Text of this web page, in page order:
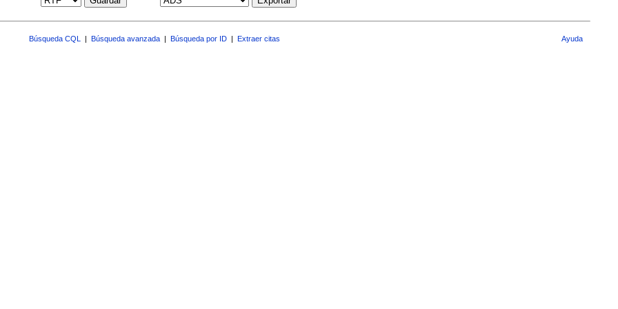
Búsqueda CQL Búsqueda avanzada Búsqueda por ID Extraer citas Ayuda